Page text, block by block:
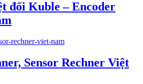
đối Kuble – Encoder
Sensor Rechner Việt